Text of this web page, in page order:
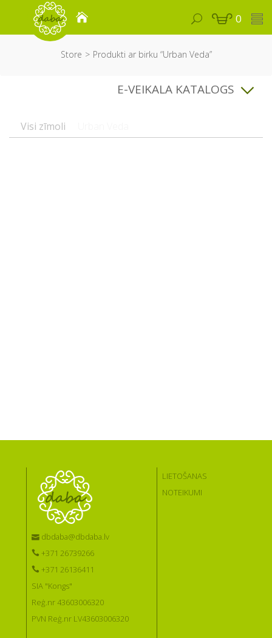
0
Store Produkti ar birku “Urban Veda”
E-VEIKALA KATALOGS
Visi zīmoli
dbdaba@dbdaba.lv
+371 26739266
+371 26136411
SIA "Kongs"
Reģ.nr 43603006320
PVN Reģ.nr LV43603006320
LIETOŠANAS
NOTEIKUMI